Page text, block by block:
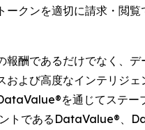
ークンを適切に請求・閲
報酬であるだけでなく、
および高度なインテリジ
を通じてステ
トであるDataValue®